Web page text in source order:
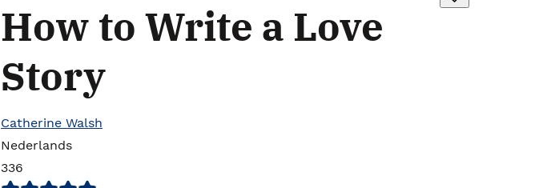
How to Write a Love
Story
Catherine Walsh
Nederlands
336